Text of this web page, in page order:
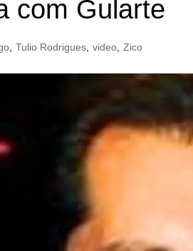
com Gularte
Tulio Rodrigues video Zico